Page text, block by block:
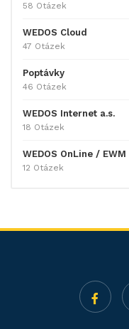
58 Otázek
WEDOS Cloud
47 Otázek
Poptávky
46 Otázek
WEDOS Internet a.s.
18 Otázek
WEDOS OnLine / EWM
12 Otázek